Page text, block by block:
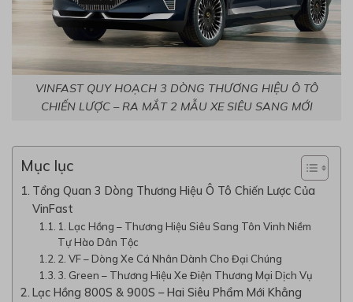
VINFAST QUY HOẠCH 3 DÒNG THƯƠNG HIỆU Ô TÔ
CHIẾN LƯỢC – RA MẮT 2 MẪU XE SIÊU SANG MỚI
Mục lục
Tổng Quan 3 Dòng Thương Hiệu Ô Tô Chiến Lược Của
VinFast
1. Lạc Hồng – Thương Hiệu Siêu Sang Tôn Vinh Niềm
Tự Hào Dân Tộc
2. VF – Dòng Xe Cá Nhân Dành Cho Đại Chúng
3. Green – Thương Hiệu Xe Điện Thương Mại Dịch Vụ
Lạc Hồng 800S & 900S – Hai Siêu Phẩm Mới Khẳng